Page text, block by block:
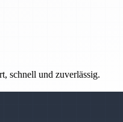
schnell und zuverlässig.